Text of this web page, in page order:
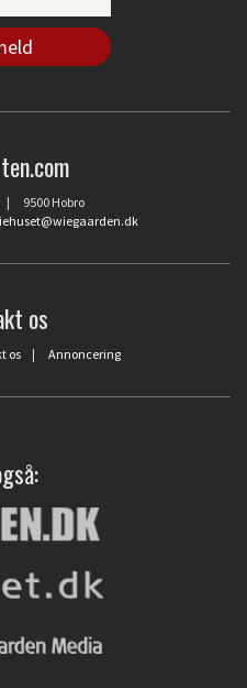
| 9500 Hobro
os
os | Annoncering